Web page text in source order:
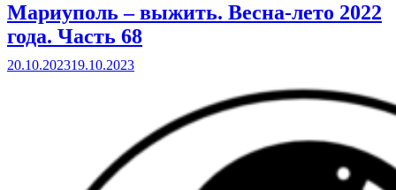
Мариуполь – выжить. Весна-лето 2022
года. Часть 68
20.10.202319.10.2023